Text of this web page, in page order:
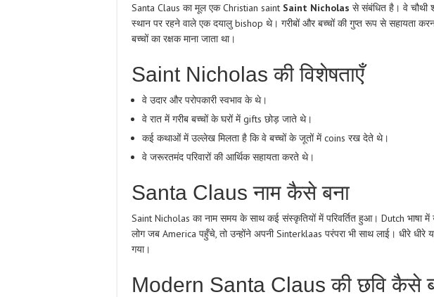
Santa Claus का मूल एक Christian saint Saint Nicholas से संबंधित है। वे चौथी
स्थान पर रहने वाले एक दयालु bishop थे। गरीबों और बच्चों की गुप्त रूप से सहायता
बच्चों का रक्षक माना जाता था।
Saint Nicholas की विशेषताएँ
वे उदार और परोपकारी स्वभाव के थे।
वे रात में गरीब बच्चों के घरों में gifts छोड़ जाते थे।
कई कथाओं में उल्लेख मिलता है कि वे बच्चों के जूतों में coins रख देते थे।
वे जरूरतमंद परिवारों की आर्थिक सहायता करते थे।
Santa Claus नाम कैसे बना
Saint Nicholas का नाम समय के साथ कई संस्कृतियों में परिवर्तित हुआ। Dutch भाषा में
लोग जब America पहुँचे, तो उन्होंने अपनी Sinterklaas परंपरा भी साथ लाई। धीरे धीरे
गया।
Modern Santa Claus की छवि कैसे